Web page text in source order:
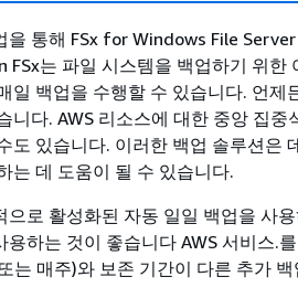
을 통해 FSx for Windows File
FSx는 파일 시스템을 백업하기 위한
일 백업을 수행할 수 있습니다. 언제
니다. AWS 리소스에 대한 중앙 집중
도 있습니다. 이러한 백업 솔루션은
는 데 도움이 될 수 있습니다.
로 활성화된 자동 일일 백업을 사
하는 것이 좋습니다 AWS 서비스.
는 매주)와 보존 기간이 다른 추가